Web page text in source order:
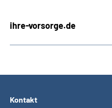
ihre-vorsorge.de
Kontakt